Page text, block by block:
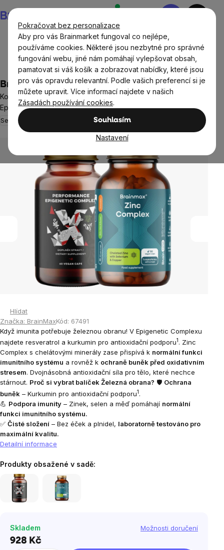
Pokračovat bez personalizace
Aby pro vás Brainmarket fungoval co nejlépe,
používáme cookies. Některé jsou nezbytné pro správné
fungování webu, jiné nám pomáhají vylepšovat obsah,
pamatovat si váš košík a zobrazovat nabídky, které jsou
pro vás opravdu relevantní. Podle vašich preferencí si je
můžete upravit. Více informací najdete v našich
Zásadách používání cookies.
Souhlasím
Nastavení
na
obsah
Nákupní
Ušetři
BrainMax Železná obrana
Komplexní balíček se Zinc Complexem pro podporu imunity a
Epigenetic Complexem, doplněk stravy
Sestaveno odborníky Kompletní řešení
Průměrné
hodnocení
je
5,0
z
5
hvězdiček.
Hlídat
Značka: BrainMaxKód: 67491
Když imunita potřebuje železnou obranu! V Epigenetic Complexu
najdete resveratrol a kurkumin pro antioxidační podporu1. Zinc
Complex s chelátovými minerály zase přispívá k normální funkci
imunitního systému a rovněž k ochraně buněk před oxidativním
stresem. Dvojnásobná antioxidační síla pro tělo, které nechce
stárnout. Proč si vybrat balíček Železná obrana? 🛡️ Ochrana
buněk – Kurkumin pro antioxidační podporu1.
💪 Podpora imunity – Zinek, selen a měď pomáhají normální
funkci imunitního systému.
✅ Čisté složení – Bez éček a plnidel, laboratorně testováno pro
maximální kvalitu.
Detailní informace
Produkty obsažené v sadě:
Skladem Možnosti doručení
928 Kč